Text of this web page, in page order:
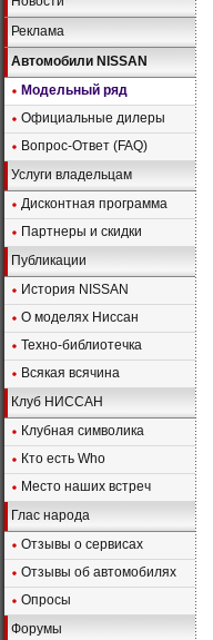
Реклама
Автомобили NISSAN
Модельный ряд
Официальные дилеры
Вопрос-Ответ (FAQ)
Услуги владельцам
Дисконтная программа
Партнеры и скидки
Публикации
История NISSAN
О моделях Ниссан
Техно-библиотечка
Всякая всячина
Клуб НИССАН
Клубная символика
Кто есть Who
Место наших встреч
Глас народа
Отзывы о сервисах
Отзывы об автомобилях
Опросы
Форумы